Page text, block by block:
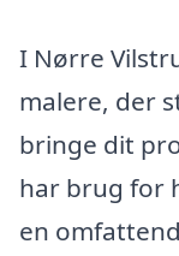
I Nørre
malere, der
bringe dit
har brug for
en